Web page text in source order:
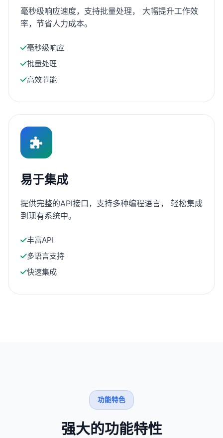
毫秒级响应速度，支持批量处理， 大幅提升工作效
率，节省人力成本。
毫秒级响应
批量处理
高效节能
易于集成
提供完整的API接口，支持多种编程语言， 轻松集成
到现有系统中。
丰富API
多语言支持
快速集成
功能特色
强大的功能特性